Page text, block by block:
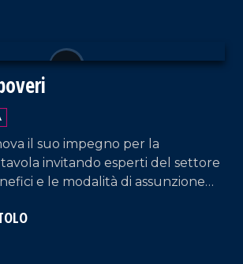
il suo impegno per la
invitando esperti del settore
e le modalità di assunzione